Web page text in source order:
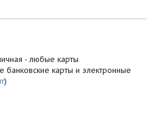
- любые карты
банковские карты и электронные
)